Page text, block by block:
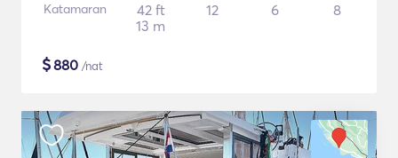
Katamaran
42 ft
13 m
12 6 8
$880 /nat